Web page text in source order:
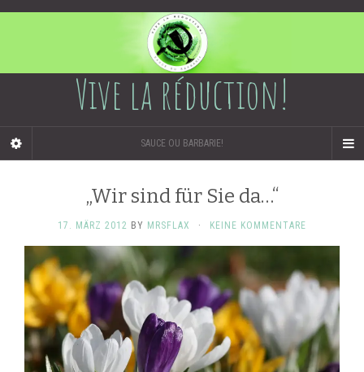
Vive la réduction!
SAUCE OU BARBARIE!
„Wir sind für Sie da…“
17. MÄRZ 2012 BY MRSFLAX · KEINE KOMMENTARE